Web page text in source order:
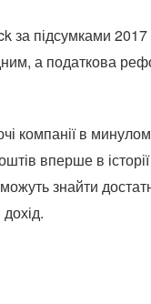
за підсумками
а податкова
компанії в
вперше в
знайти